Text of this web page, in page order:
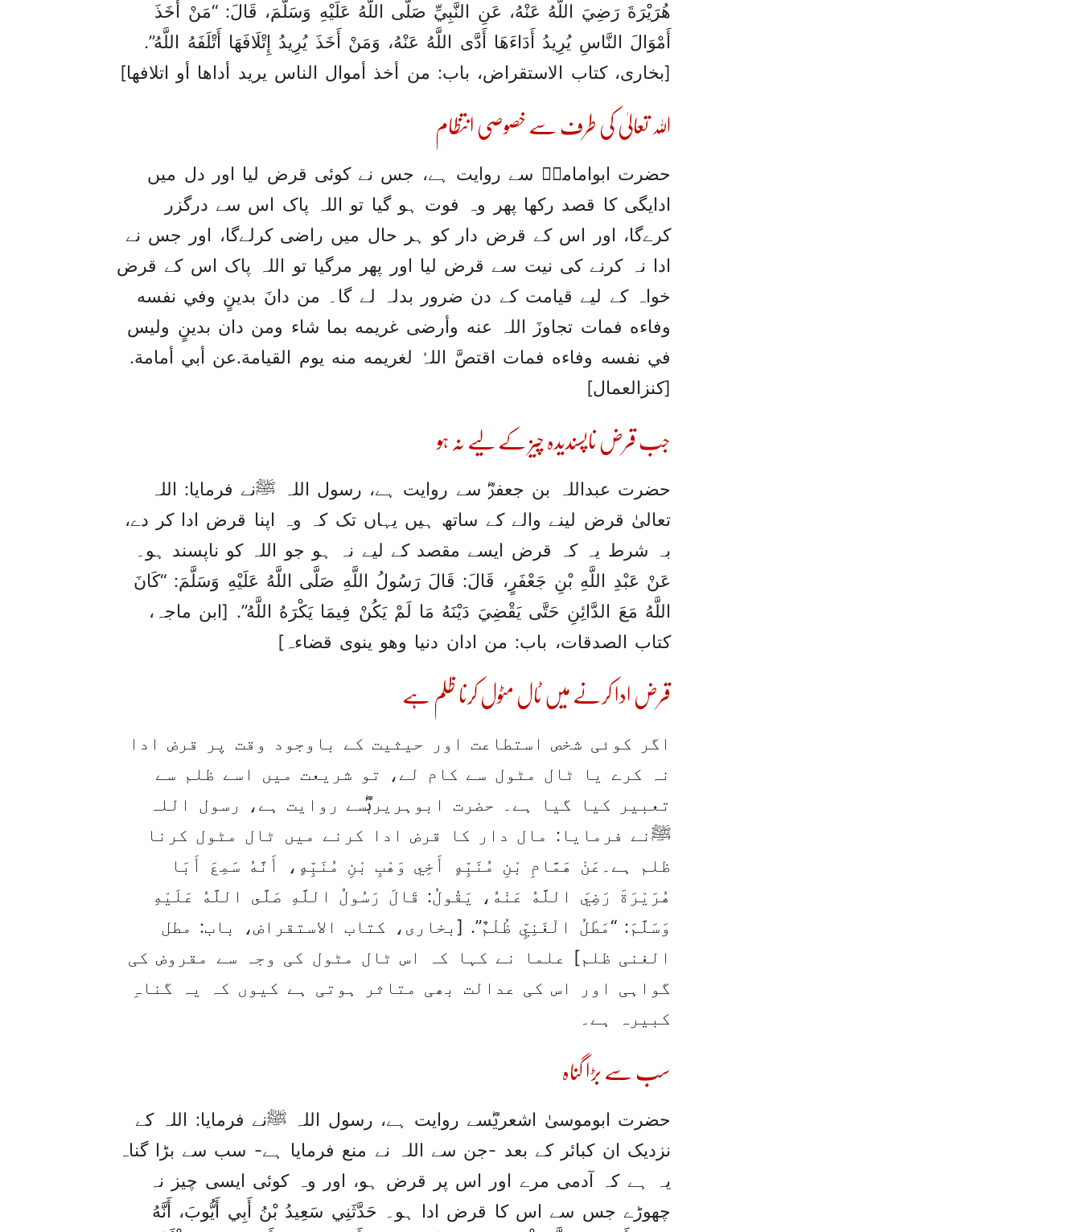
هُرَيْرَةَ رَضِيَ اللَّهُ عَنْهُ، ‏‏‏‏‏‏عَنِ النَّبِيِّ صَلَّى اللَّهُ عَلَيْهِ وَسَلَّمَ، ‏‏‏‏‏‏قَالَ:‏‏‏‏ “مَنْ أَخَذَ
أَمْوَالَ النَّاسِ يُرِيدُ أَدَاءَهَا أَدَّى اللَّهُ عَنْهُ، ‏‏‏‏‏‏وَمَنْ أَخَذَ يُرِيدُ إِتْلَافَهَا أَتْلَفَهُ اللَّهُ”.
[بخاری، کتاب الاستقراض، باب: من أخذ أموال الناس یرید أداھا أو اتلافھا]
اللہ تعالیٰ کی طرف سے خصوصی انتظام
حضرت ابوامامہؓ سے روایت ہے، جس نے کوئی قرض لیا اور دل میں
ادایگی کا قصد رکھا پھر وہ فوت ہو گیا تو اللہ پاک اس سے درگزر
کرےگا، اور اس کے قرض دار کو ہر حال میں راضی کرلےگا، اور جس نے
ادا نہ کرنے کی نیت سے قرض لیا اور پھر مرگیا تو اللہ پاک اس کے قرض
خواہ کے لیے قیامت کے دن ضرور بدلہ لے گا۔ من دانَ بدينٍ وفي نفسه
وفاءه فمات تجاوزَ اللہ عنه وأرضى غريمه بما شاء ومن دان بدينٍ وليس
في نفسه وفاءه فمات اقتصَّ اللہُ لغريمه منه يوم القيامة.عن أبي أمامة.
[کنزالعمال]
جب قرض ناپسندیدہ چیز کے لیے نہ ہو
حضرت عبداللہ بن جعفرؓ سے روایت ہے، رسول اللہ ﷺنے فرمایا: اللہ
تعالیٰ قرض لینے والے کے ساتھ ہیں یہاں تک کہ وہ اپنا قرض ادا کر دے،
بہ شرط یہ کہ قرض ایسے مقصد کے لیے نہ ہو جو اللہ کو ناپسند ہو۔
‏‏‏‏‏‏عَنْ عَبْدِ اللَّهِ بْنِ جَعْفَرٍ، ‏‏‏‏‏‏قَالَ:‏‏‏‏ قَالَ رَسُولُ اللَّهِ صَلَّى اللَّهُ عَلَيْهِ وَسَلَّمَ:‏‏‏‏ “كَانَ
اللَّهُ مَعَ الدَّائِنِ حَتَّى يَقْضِيَ دَيْنَهُ مَا لَمْ يَكُنْ فِيمَا يَكْرَهُ اللَّهُ”. [ابن ماجہ،
کتاب الصدقات، باب: من ادان دنیا وھو ینوی قضاءہ]
قرض ادا کرنے میں ٹال مٹول کرنا ظلم ہے
اگر کوئی شخص استطاعت اور حیثیت کے باوجود وقت پر قرض ادا
نہ کرے یا ٹال مٹول سے کام لے، تو شریعت میں اسے ظلم سے
تعبیر کیا گیا ہے۔ حضرت ابوہریرہؓسے روایت ہے، رسول اللہ
ﷺنے فرمایا: مال دار کا قرض ادا کرنے میں ٹال مٹول کرنا
ظلم ہے۔‏عَنْ هَمَّامِ بْنِ مُنَبِّهٍ أَخِي وَهْبِ بْنِ مُنَبِّهٍ، ‏‏‏‏‏‏أَنَّهُ سَمِعَ أَبَا
هُرَيْرَةَ رَضِيَ اللَّهُ عَنْهُ، ‏‏‏‏‏‏يَقُولُ:‏‏‏‏ قَالَ رَسُولُ اللَّهِ صَلَّى اللَّهُ عَلَيْهِ
وَسَلَّمَ:‏‏‏‏ “مَطْلُ الْغَنِيِّ ظُلْمٌ”. [بخاری، کتاب الاستقراض، باب: مطل
الغنی ظلم] علما نے کہا کہ اس ٹال مٹول کی وجہ سے مقروض کی
گواہی اور اس کی عدالت بھی متاثر ہوتی ہے کیوں کہ یہ گناہِ
کبیرہ ہے۔
سب سے بڑا گناہ
حضرت ابوموسیٰ اشعریؓسے روایت ہے، رسول اللہ ﷺنے فرمایا: اللہ کے
نزدیک ان کبائر کے بعد -جن سے اللہ نے منع فرمایا ہے- سب سے بڑا گناہ
یہ ہے کہ آدمی مرے اور اس پر قرض ہو، اور وہ کوئی ایسی چیز نہ
چھوڑے جس سے اس کا قرض ادا ہو۔ ‏حَدَّثَنِي سَعِيدُ بْنُ أَبِي أَيُّوبَ، ‏‏‏‏‏‏أَنَّهُ